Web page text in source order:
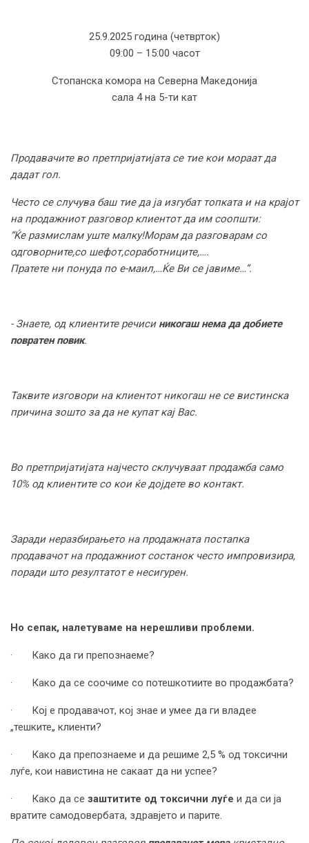
25.9.2025 година (четврток)
09:00 – 15:00 часот
Стопанска комора на Северна Македонија
сала 4 на 5-ти кат
Продавачите во претпријатијата се тие кои мораат да
дадат гол.
Често се случува баш тие да ја изгубат топката и на крајот
на продажниот разговор клиентот да им соопшти:
“Ќе размислам уште малку!Морам да разговарам сo
одговорните,со шефот,соработниците,….
Пратете ни понуда по е-маил,…Ќе Ви се јавиме…”.
- Знаете, од клиентите речиси никогаш нема да добиете
повратен повик.
Таквите изговори на клиентот никогаш не се вистинска
причина зошто за да не купат кај Вас.
Во претпријатијата најчесто склучуваат продажба само
10% од клиентите со кои ќе дојдете во контакт.
Заради неразбирањето на продажната постапка
продавачот на продажниот состанок често импровизира,
поради што резултатот е несигурен.
Но сепак, налетуваме на нерешливи проблеми.
· Како да ги препознаеме?
· Како да се соочиме со потешкотиите во продажбата?
· Кој е продавачот, кој знае и умее да ги владее
„тешките„ клиенти?
· Како да препознаеме и да решиме 2,5 % од токсични
луѓе, кои навистина не сакаат да ни успее?
· Како да се заштитите од токсични луѓе и да си ја
вратите самодовербата, здравјето и парите.